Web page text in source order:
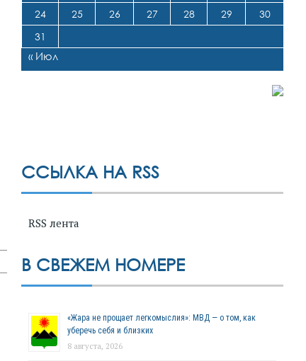
24
25 26 27 28 29
30
31
« Июл
ССЫЛКА НА RSS
RSS лента
В СВЕЖЕМ НОМЕРЕ
«Жара не прощает легкомыслия»: МВД — о том, как
уберечь себя и близких
8 августа, 2026